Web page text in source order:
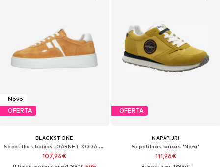
Novo
OFERTA
BLACKSTONE
Sapatilhas baixas 'GARNET KODA - FG623'
107,94€
OFERTA
NAPAPIJRI
Sapatilhas baixas 'Nova'
111,96€